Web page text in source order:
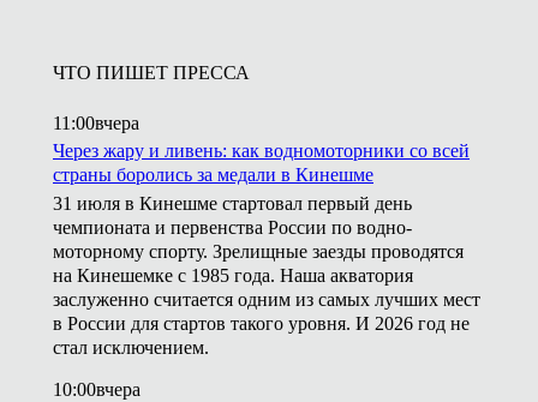
ЧТО ПИШЕТ ПРЕССА
11:00вчера
Через жару и ливень: как водномоторники со всей
страны боролись за медали в Кинешме
31 июля в Кинешме стартовал первый день
чемпионата и первенства России по водно-
моторному спорту. Зрелищные заезды проводятся
на Кинешемке с 1985 года. Наша акватория
заслуженно считается одним из самых лучших мест
в России для стартов такого уровня. И 2026 год не
стал исключением.
10:00вчера